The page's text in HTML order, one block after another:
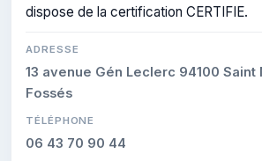
dispose de la certification CERTIFIE.
ADRESSE
13 avenue Gén Leclerc 94100 Saint
Fossés
TÉLÉPHONE
06 43 70 90 44